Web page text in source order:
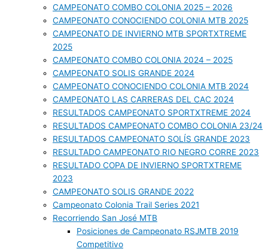
CAMPEONATO COMBO COLONIA 2025 – 2026
CAMPEONATO CONOCIENDO COLONIA MTB 2025
CAMPEONATO DE INVIERNO MTB SPORTXTREME
2025
CAMPEONATO COMBO COLONIA 2024 – 2025
CAMPEONATO SOLIS GRANDE 2024
CAMPEONATO CONOCIENDO COLONIA MTB 2024
CAMPEONATO LAS CARRERAS DEL CAC 2024
RESULTADOS CAMPEONATO SPORTXTREME 2024
RESULTADOS CAMPEONATO COMBO COLONIA 23/24
RESULTADOS CAMPEONATO SOLÍS GRANDE 2023
RESULTADO CAMPEONATO RIO NEGRO CORRE 2023
RESULTADO COPA DE INVIERNO SPORTXTREME
2023
CAMPEONATO SOLIS GRANDE 2022
Campeonato Colonia Trail Series 2021
Recorriendo San José MTB
Posiciones de Campeonato RSJMTB 2019
Competitivo